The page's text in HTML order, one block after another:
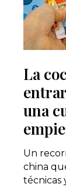
La
una
Un
china
técnicas